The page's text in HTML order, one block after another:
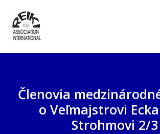
Členovia
o Veľmajstrovi
Strohmovi 2/3